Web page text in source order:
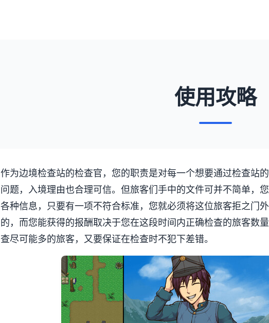
使用攻略
作为边境检查站的检查官，您的职责是对每一个想要通过检查站
问题，入境理由也合理可信。但旅客们手中的文件可并不简单，
各种信息，只要有一项不符合标准，您就必须将这位旅客拒之门
的，而您能获得的报酬取决于您在这段时间内正确检查的旅客数
查尽可能多的旅客，又要保证在检查时不犯下差错。